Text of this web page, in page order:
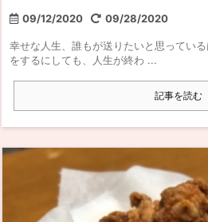
09/12/2020 09/28/2020
幸せな人生、誰もが送りたいと思ってい
をするにしても、人生が終わ ...
記事を読む